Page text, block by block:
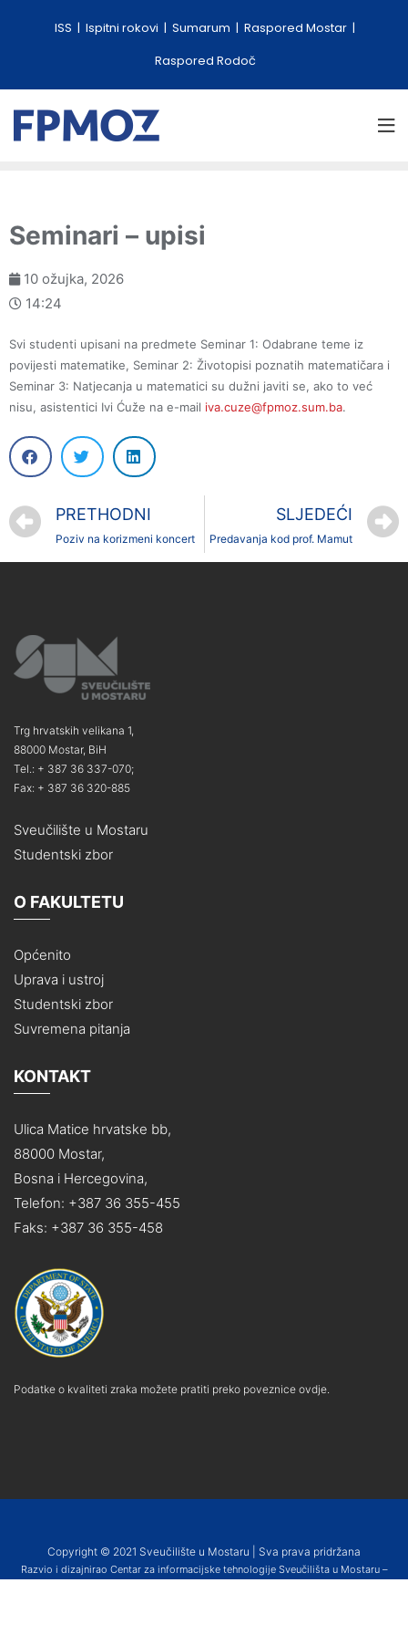
ISS Ispitni rokovi Sumarum
Raspored Mostar
Raspored Rodoč
Seminari – upisi
10 ožujka, 2026
14:24
Svi studenti upisani na predmete Seminar 1: Odabrane teme iz
povijesti matematike, Seminar 2: Životopisi poznatih matematičara i
Seminar 3: Natjecanja u matematici su dužni javiti se, ako to već
nisu, asistentici Ivi Ćuže na e-mail iva.cuze@fpmoz.sum.ba.
PRETHODNI
Poziv na korizmeni koncert
SLJEDEĆI
Predavanja kod prof. Mamut
Trg hrvatskih velikana 1,
88000 Mostar, BiH
Tel.: + 387 36 337-070;
Fax: + 387 36 320-885
Sveučilište u Mostaru
Studentski zbor
O FAKULTETU
Općenito
Uprava i ustroj
Studentski zbor
Suvremena pitanja
KONTAKT
Ulica Matice hrvatske bb,
88000 Mostar,
Bosna i Hercegovina,
Telefon: +387 36 355-455
Faks: +387 36 355-458
Podatke o kvaliteti zraka možete pratiti preko poveznice ovdje.
Copyright © 2021 Sveučilište u Mostaru | Sva prava pridržana
Razvio i dizajnirao Centar za informacijske tehnologije Sveučilišta u Mostaru –